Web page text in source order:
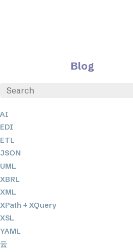
Blog
AI
EDI
ETL
JSON
UML
XBRL
XML
XPath + XQuery
XSL
YAML
云